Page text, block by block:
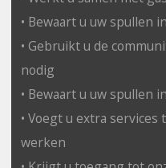
• Bewaart u uw spullen
• Gebruikt u de
nodig
• Bewaart u uw spullen
• Voegt u extra
werken